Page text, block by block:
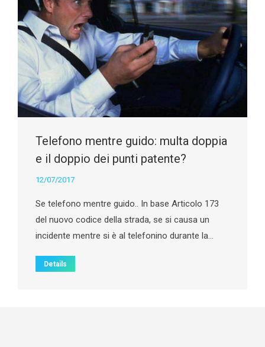
Telefono mentre guido: multa doppia
e il doppio dei punti patente?
12/07/2017
Se telefono mentre guido.. In base Articolo 173
del nuovo codice della strada, se si causa un
incidente mentre si è al telefonino durante la…
Details